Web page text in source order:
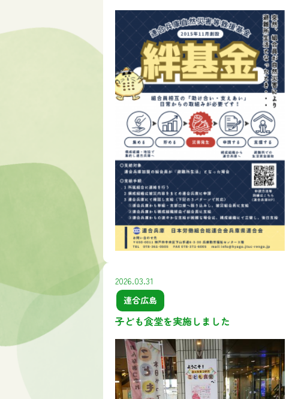
2026.03.31
連合広島
子ども食堂を実施しました